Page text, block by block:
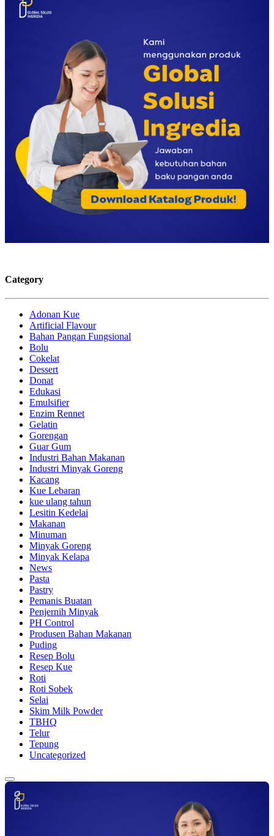
Category
Adonan Kue
Artificial Flavour
Bahan Pangan Fungsional
Bolu
Cokelat
Dessert
Donat
Edukasi
Emulsifier
Enzim Rennet
Gelatin
Gorengan
Guar Gum
Industri Bahan Makanan
Industri Minyak Goreng
Kacang
Kue Lebaran
kue ulang tahun
Lesitin Kedelai
Makanan
Minuman
Minyak Goreng
Minyak Kelapa
News
Pasta
Pastry
Pemanis Buatan
Penjernih Minyak
PH Control
Produsen Bahan Makanan
Puding
Resep Bolu
Resep Kue
Roti
Roti Sobek
Selai
Skim Milk Powder
TBHQ
Telur
Tepung
Uncategorized